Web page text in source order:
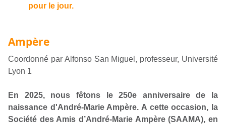
pour le jour.
Ampère
Coordonné par Alfonso San Miguel, professeur, Université
Lyon 1
En 2025, nous fêtons le 250e anniversaire de la
naissance d'André-Marie Ampère. A cette occasion, la
Société des Amis d’André-Marie Ampère (SAAMA), en